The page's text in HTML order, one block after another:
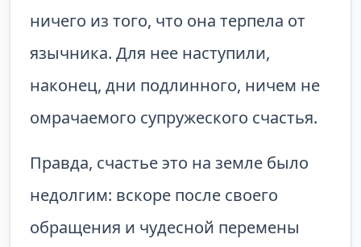
ничего из того, что она терпела от
язычника. Для нее наступили,
наконец, дни подлинного, ничем не
омрачаемого супружеского счастья.
Правда, счастье это на земле было
недолгим: вскоре после своего
обращения и чудесной перемены